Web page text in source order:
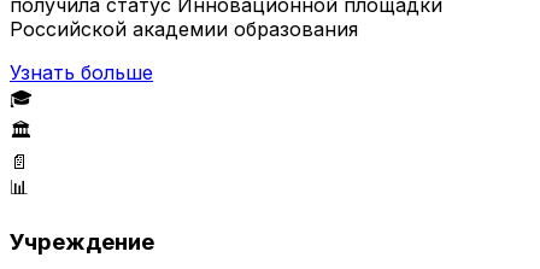
Российской академии образования
Узнать больше
🎓
🏛️
📄
📊
Учреждение